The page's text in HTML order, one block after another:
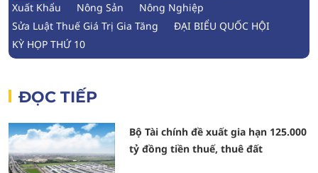
Xuất Khẩu
Nông Sản
Nông Nghiệp
Sửa Luật Thuế Giá Trị Gia Tăng
ĐẠI BIỂU QUỐC HỘI
KỲ HỌP THỨ 10
ĐỌC TIẾP
Bộ Tài chính đề xuất gia hạn 125.000
tỷ đồng tiền thuế, thuê đất